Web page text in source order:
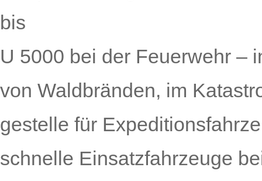
bis
U 5000 bei der Feuerwehr –
von Waldbränden, im
gestelle für
schnelle Einsatzfahrzeuge